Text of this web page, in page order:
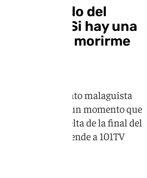
abonado del
1971: «Si hay una
quiero morirme
con sentimiento malaguista
a las puertas de un momento que
como es la vuelta de la final del
abonado atiende a 101TV